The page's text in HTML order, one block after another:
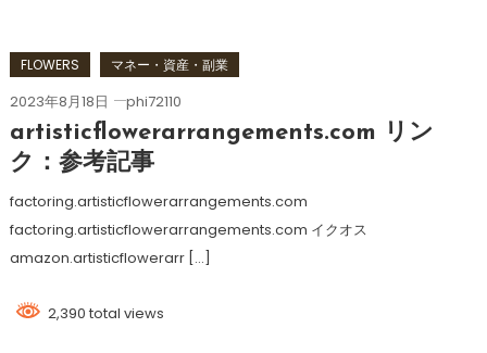
FLOWERS マネー・資産・副業
2023年8月18日 phi72110
artisticflowerarrangements.com リン
ク：参考記事
factoring.artisticflowerarrangements.com
factoring.artisticflowerarrangements.com イクオス
amazon.artisticflowerarr […]
2,390 total views